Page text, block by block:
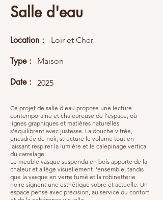
Salle d'eau
Location : Loir et Cher
Type : Maison
Date : 2025
Ce projet de salle d'eau propose une lecture
contemporaine et chaleureuse de l’espace, où
lignes graphiques et matières naturelles
s’équilibrent avec justesse. La douche vitrée,
encadrée de noir, structure le volume tout en
laissant respirer la lumière et le calepinage vertical
du carrelage.
Le meuble vasque suspendu en bois apporte de la
chaleur et allège visuellement l’ensemble, tandis
que la vasque en verre fumé et la robinetterie
noire signent une esthétique sobre et actuelle. Un
espace pensé avec précision, au service du confort